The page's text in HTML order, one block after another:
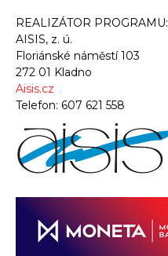
REALIZÁTOR PROGRAMU:
AISIS, z. ú.
Floriánské náměstí 103
272 01 Kladno
Aisis.cz
Telefon: 607 621 558